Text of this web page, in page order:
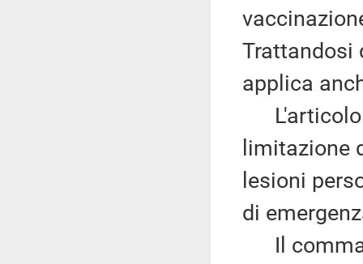
Trattandosi
applica
L'articolo
limitazione
lesioni
di
Il comma